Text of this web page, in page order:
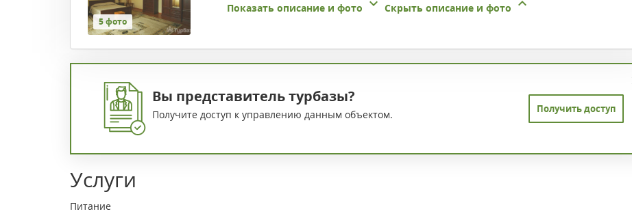
5 фото
Показать описание и фото Скрыть описание и фото
Вы представитель турбазы?
Получите доступ к управлению данным объектом. Получить доступ
Услуги
Питание